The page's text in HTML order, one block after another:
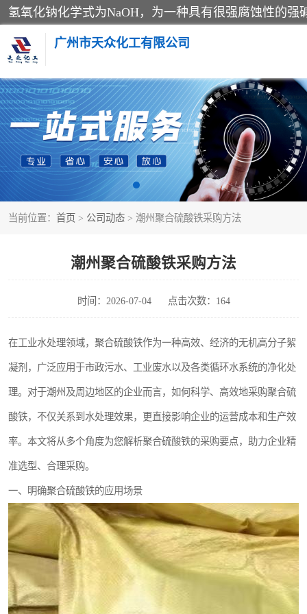
广州市天众化工有限公司
当前位置： 首页 > 公司动态 > 潮州聚合硫酸铁采购方法
潮州聚合硫酸铁采购方法
时间：2026-07-04 点击次数：164
在工业水处理领域，聚合硫酸铁作为一种高效、经济的无机高分子絮
凝剂，广泛应用于市政污水、工业废水以及各类循环水系统的净化处
理。对于潮州及周边地区的企业而言，如何科学、高效地采购聚合硫
酸铁，不仅关系到水处理效果，更直接影响企业的运营成本和生产效
率。本文将从多个角度为您解析聚合硫酸铁的采购要点，助力企业精
准选型、合理采购。
一、明确聚合硫酸铁的应用场景
亚硝酸钠
纯碱
草酸
聚合氯化铝
焦亚硫酸钠
氯酸钠
磷酸氢二钾
过硫酸钠
尿素
聚合硫酸铁
大苏打